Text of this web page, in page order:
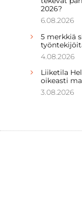
2026?
6.08.2026
5 merkkiä
4.08.2026
Liiketila
oikeasti
3.08.2026